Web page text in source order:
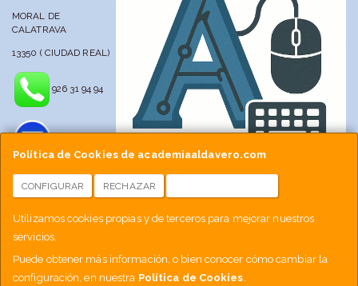
Política de Cookies de academiaaldavero.com
CONFIGURAR RECHAZAR
Utilizamos cookies propias y de terceros para mejorar nuestros
servicios.
Puede obtener más información, o bien conocer cómo cambiar la
configuración, en nuestra Política de Cookies.
MORAL DE
CALATRAVA
13350 ( CIUDAD REAL)
926 31 94 94